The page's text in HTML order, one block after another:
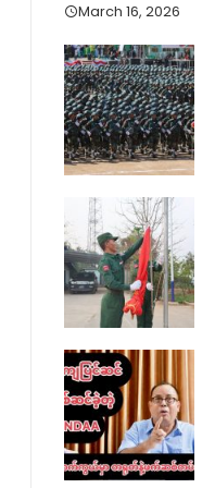
March 16, 2026